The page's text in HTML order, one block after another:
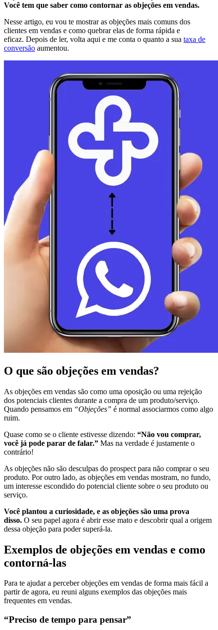
Você tem que saber como contornar as objeções em vendas.
Nesse artigo, eu vou te mostrar as objeções mais comuns dos
clientes em vendas e como quebrar elas de forma rápida e
eficaz. Depois de ler, volta aqui e me conta o quanto a sua taxa de
conversão aumentou.
O que são objeções em vendas?
As objeções em vendas são como uma oposição ou uma rejeição
dos potenciais clientes durante a compra de um produto/serviço.
Quando pensamos em “Objeções” é normal associarmos como algo
ruim.
Quase como se o cliente estivesse dizendo: “Não vou comprar,
você já pode parar de falar.” Mas na verdade é justamente o
contrário!
As objeções não são desculpas do prospect para não comprar o seu
produto. Por outro lado, as objeções em vendas mostram, no fundo,
um interesse escondido do potencial cliente sobre o seu produto ou
serviço.
Você plantou a curiosidade, e as objeções são uma prova
disso. O seu papel agora é abrir esse mato e descobrir qual a origem
dessa objeção para poder superá-la.
Exemplos de objeções em vendas e como
contorná-las
Para te ajudar a perceber objeções em vendas de forma mais fácil a
partir de agora, eu reuni alguns exemplos das objeções mais
frequentes em vendas.
“Preciso de tempo para pensar”